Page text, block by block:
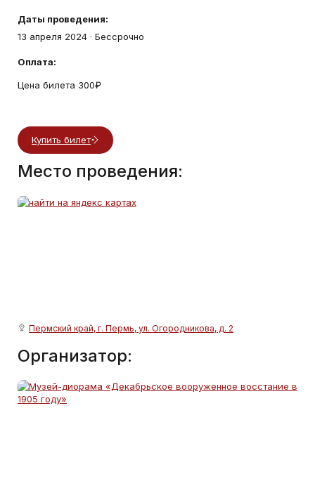
Даты проведения:
13 апреля 2024 · Бессрочно
Оплата:
Цена билета 300₽
Купить билет
Место проведения:
Пермский край, г. Пермь, ул. Огородникова, д. 2
Организатор: